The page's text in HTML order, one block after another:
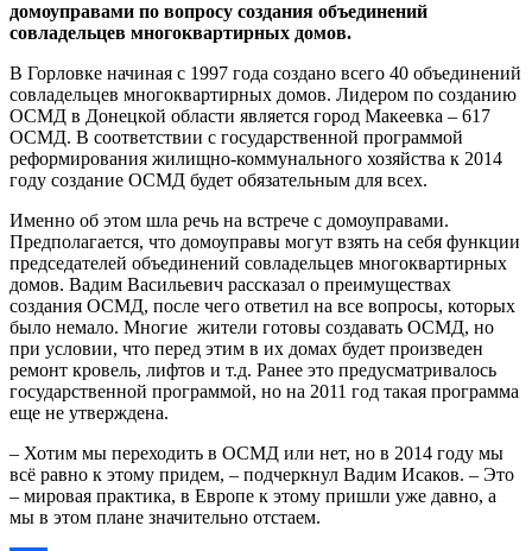
домоуправами по вопросу создания объединений
совладельцев многоквартирных домов.
В Горловке начиная с 1997 года создано всего 40 объединений
совладельцев многоквартирных домов. Лидером по созданию
ОСМД в Донецкой области является город Макеевка – 617
ОСМД. В соответствии с государственной программой
реформирования жилищно-коммунального хозяйства к 2014
году создание ОСМД будет обязательным для всех.
Именно об этом шла речь на встрече с домоуправами.
Предполагается, что домоуправы могут взять на себя функции
председателей объединений совладельцев многоквартирных
домов. Вадим Васильевич рассказал о преимуществах
создания ОСМД, после чего ответил на все вопросы, которых
было немало. Многие жители готовы создавать ОСМД, но
при условии, что перед этим в их домах будет произведен
ремонт кровель, лифтов и т.д. Ранее это предусматривалось
государственной программой, но на 2011 год такая программа
еще не утверждена.
– Хотим мы переходить в ОСМД или нет, но в 2014 году мы
всё равно к этому придем, – подчеркнул Вадим Исаков. – Это
– мировая практика, в Европе к этому пришли уже давно, а
мы в этом плане значительно отстаем.